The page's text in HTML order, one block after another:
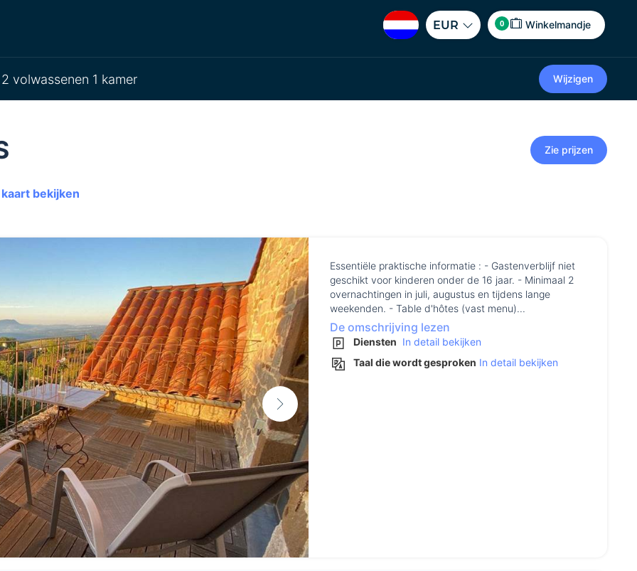
EUR 0 Winkelmandje
volwassenen 1 kamer Wijzigen
bekijken
Zie prijzen
Essentiële praktische informatie : - Gastenverblijf niet
geschikt voor kinderen onder de 16 jaar. - Minimaal 2
overnachtingen in juli, augustus en tijdens lange
weekenden. - Table d'hôtes (vast menu)...
De omschrijving lezen
Diensten In detail bekijken
Taal die wordt gesproken In detail bekijken